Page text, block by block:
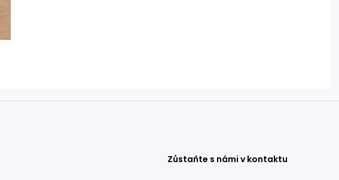
Zůstaňte s námi v kontaktu